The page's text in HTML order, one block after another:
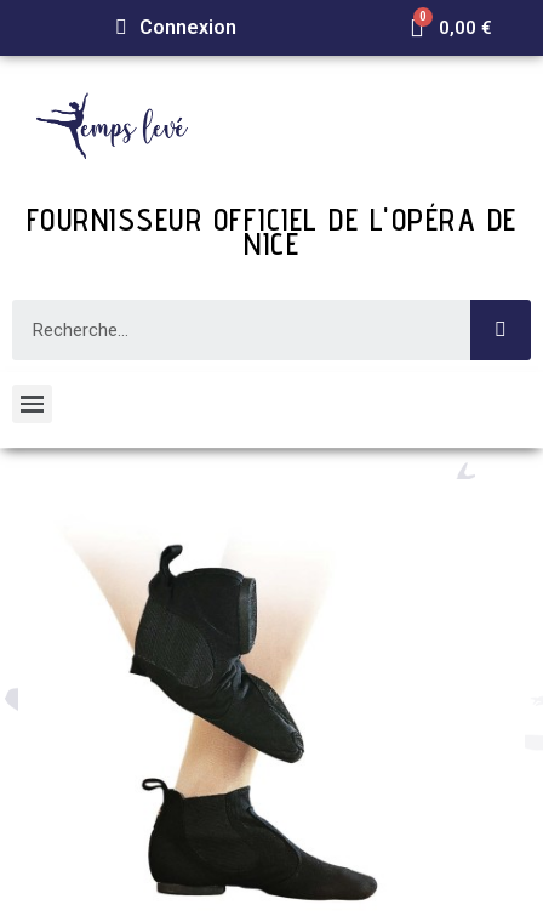
Connexion 0,00 €
FOURNISSEUR OFFICIEL DE L'OPÉRA DE
NICE